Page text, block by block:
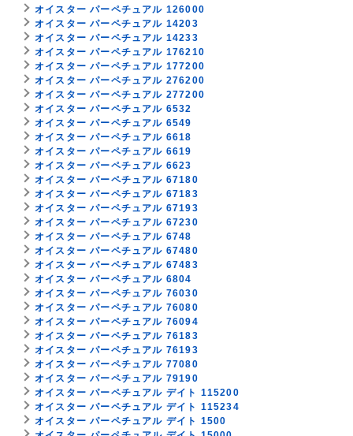
オイスター パーペチュアル 126000
オイスター パーペチュアル 14203
オイスター パーペチュアル 14233
オイスター パーペチュアル 176210
オイスター パーペチュアル 177200
オイスター パーペチュアル 276200
オイスター パーペチュアル 277200
オイスター パーペチュアル 6532
オイスター パーペチュアル 6549
オイスター パーペチュアル 6618
オイスター パーペチュアル 6619
オイスター パーペチュアル 6623
オイスター パーペチュアル 67180
オイスター パーペチュアル 67183
オイスター パーペチュアル 67193
オイスター パーペチュアル 67230
オイスター パーペチュアル 6748
オイスター パーペチュアル 67480
オイスター パーペチュアル 67483
オイスター パーペチュアル 6804
オイスター パーペチュアル 76030
オイスター パーペチュアル 76080
オイスター パーペチュアル 76094
オイスター パーペチュアル 76183
オイスター パーペチュアル 76193
オイスター パーペチュアル 77080
オイスター パーペチュアル 79190
オイスター パーペチュアル デイト 115200
オイスター パーペチュアル デイト 115234
オイスター パーペチュアル デイト 1500